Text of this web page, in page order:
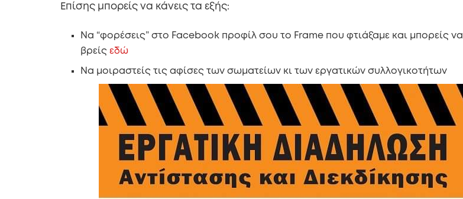
Επίσης μπορείς να κάνεις τα εξής:
Να “φορέσεις” στο Facebook προφίλ σου το Frame που φτιάξαμε και μπορείς να
βρείςεδώ
Να μοιραστείς τις αφίσες των σωματείων κι των εργατικών συλλογικοτήτων